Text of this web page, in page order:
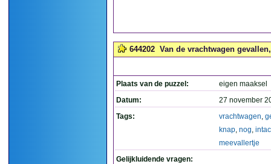
644202 Van de vrachtwagen
Plaats van de puzzel:
eigen maaksel
Datum:
27 november
Tags:
vrachtwagen,
knap, nog,
meevallertje
Gelijkluidende vragen: